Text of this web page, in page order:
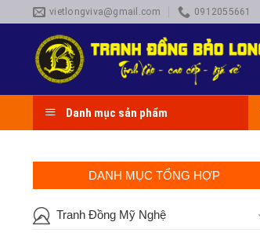
to
vietlongviva@gmail.com 0912055661
Danh mục sản phẩm
DANH MỤC TỔNG HỢP
Tranh Đồng Mỹ Nghệ